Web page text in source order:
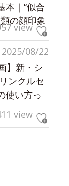
本｜“似合
の顔印象
view
2025/08/22
】新・シ
ンクルセ
使い方っ
view